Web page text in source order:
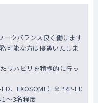
ークバランス良く働けます
可能な方は優遇いたしま
リハビリを積極的に行っ
、EXOSOME）※PRP-FD
1～3名程度